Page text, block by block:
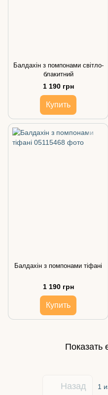
Балдахін з помпонами світло-
блакитний
1 190 грн
Купить
Балдахін з помпонами тіфані
1 190 грн
Купить
Показать
Назад 1